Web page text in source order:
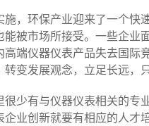
环保产业迎来了一个快
被市场所接受。一些企
端仪器仪表产品失去国
变发展观念，立足长远，
有与仪器仪表相关的专
业创新就要有相应的人才